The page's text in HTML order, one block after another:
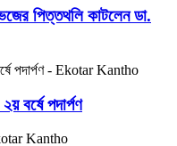
পিত্তথলি কাটলেন ডা.
বর্ষে পদার্পণ